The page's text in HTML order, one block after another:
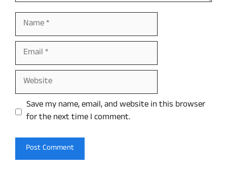
Name
Email
Website
Save my name, email, and website in this browser
for the next time I comment.